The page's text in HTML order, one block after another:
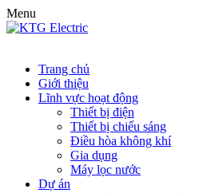
Menu
Trang chủ
Giới thiệu
Lĩnh vực hoạt động
Thiết bị điện
Thiết bị chiếu sáng
Điều hòa không khí
Gia dụng
Máy lọc nước
Dự án